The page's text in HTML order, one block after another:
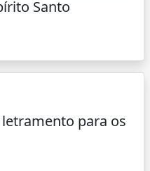
Santo
letramento para os